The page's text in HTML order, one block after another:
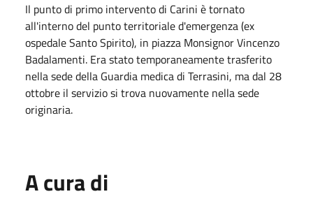
Il punto di primo intervento di Carini è tornato
all'interno del punto territoriale d'emergenza (ex
ospedale Santo Spirito), in piazza Monsignor Vincenzo
Badalamenti. Era stato temporaneamente trasferito
nella sede della Guardia medica di Terrasini, ma dal 28
ottobre il servizio si trova nuovamente nella sede
originaria.
A cura di